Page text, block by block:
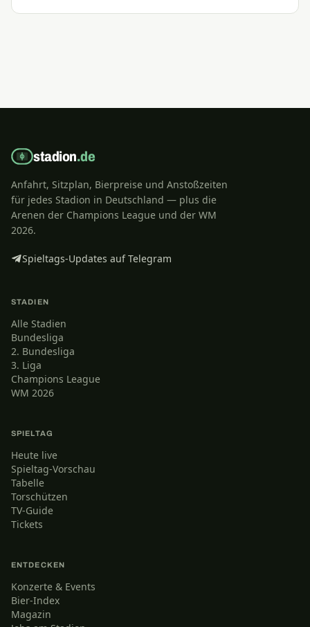
stadion.de
Anfahrt, Sitzplan, Bierpreise und Anstoßzeiten
für jedes Stadion in Deutschland — plus die
Arenen der Champions League und der WM
2026.
Spieltags-Updates auf Telegram
STADIEN
Alle Stadien
Bundesliga
2. Bundesliga
3. Liga
Champions League
WM 2026
SPIELTAG
Heute live
Spieltag-Vorschau
Tabelle
Torschützen
TV-Guide
Tickets
ENTDECKEN
Konzerte & Events
Bier-Index
Magazin